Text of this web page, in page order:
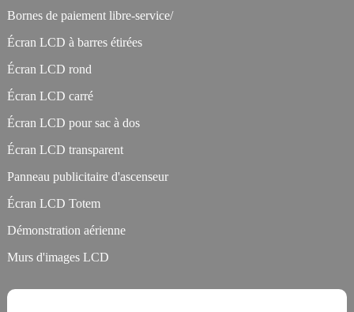
Bornes de paiement libre-service/
Écran LCD à barres étirées
Écran LCD rond
Écran LCD carré
Écran LCD pour sac à dos
Écran LCD transparent
Panneau publicitaire d'ascenseur
Écran LCD Totem
Démonstration aérienne
Murs d'images LCD